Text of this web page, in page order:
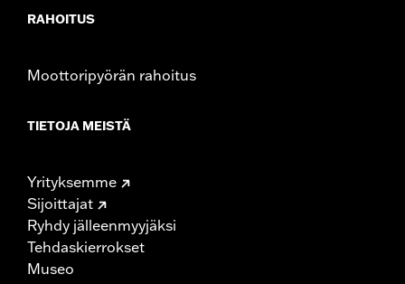
RAHOITUS
Moottoripyörän rahoitus
TIETOJA MEISTÄ
Yrityksemme
Sijoittajat
Ryhdy jälleenmyyjäksi
Tehdaskierrokset
Museo